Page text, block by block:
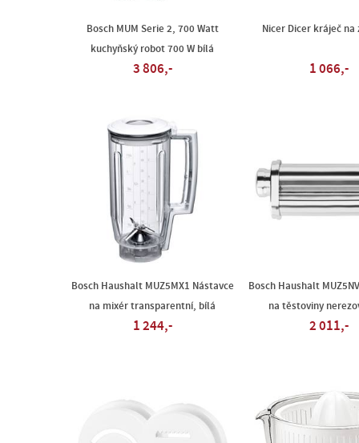
Bosch MUM Serie 2, 700 Watt
kuchyňský robot 700 W bílá
3 806,-
Nicer Dicer kráječ na
1 066,-
Bosch Haushalt MUZ5MX1 Nástavce
na mixér transparentní, bílá
1 244,-
Bosch Haushalt
na těstoviny
2 011,-